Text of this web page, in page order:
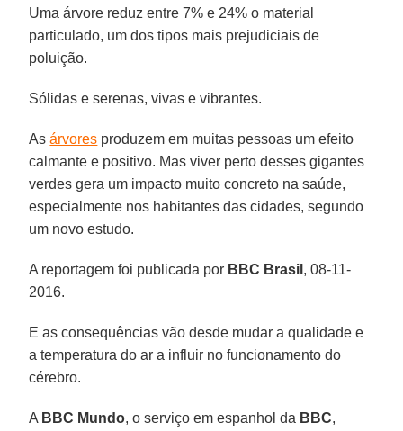
Uma árvore reduz entre 7% e 24% o material
particulado, um dos tipos mais prejudiciais de
poluição.
Sólidas e serenas, vivas e vibrantes.
Asárvores produzem em muitas pessoas um efeito
calmante e positivo. Mas viver perto desses gigantes
verdes gera um impacto muito concreto na saúde,
especialmente nos habitantes das cidades, segundo
um novo estudo.
A reportagem foi publicada por BBC Brasil , 08-11-
2016.
E as consequências vão desde mudar a qualidade e
a temperatura do ar a influir no funcionamento do
cérebro.
A BBC Mundo, o serviço em espanhol da BBC,